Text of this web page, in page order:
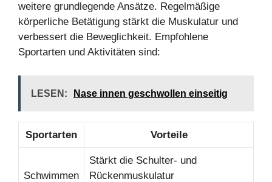
weitere grundlegende Ansätze. Regelmäßige
körperliche Betätigung stärkt die Muskulatur und
verbessert die Beweglichkeit. Empfohlene
Sportarten und Aktivitäten sind:
LESEN: Nase innen geschwollen einseitig
Sportarten Vorteile
Schwimmen
Stärkt die Schulter- und
Rückenmuskulatur